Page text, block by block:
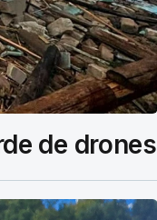
de drones